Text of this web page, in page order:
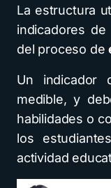
La estructura
indicadores
del proceso de
Un indicador
medible, y
habilidades o
los
actividad